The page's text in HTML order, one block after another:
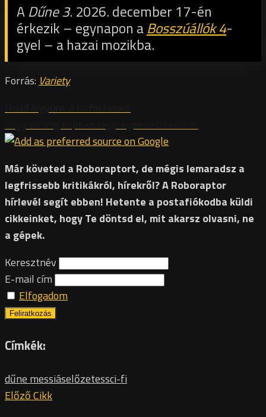
ADűne 3. 2026. december 17-én
érkezik – egynapon aBosszúállók 4-
gyel – a hazai mozikba.
Forrás: Variety
Már követed a Roboraptort, de mégis lemaradsz a
legfrissebb kritikákról, hírekről? A Roboraptor
hírlevél segít ebben! Hetente a postafiókodba küldi
cikkeinket, hogy Te döntsd el, mit akarsz olvasni, ne
a gépek.
Keresztnév
E-mail cím
Elfogadom
Címkék:
dűne messiáselőzetessci-fi
Előző Cikk